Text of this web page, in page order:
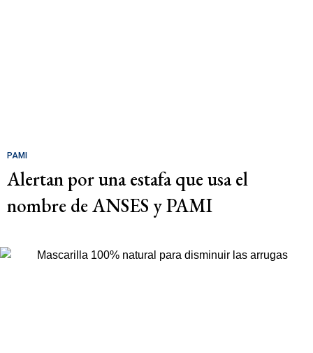
PAMI
Alertan por una estafa que usa el
nombre de ANSES y PAMI